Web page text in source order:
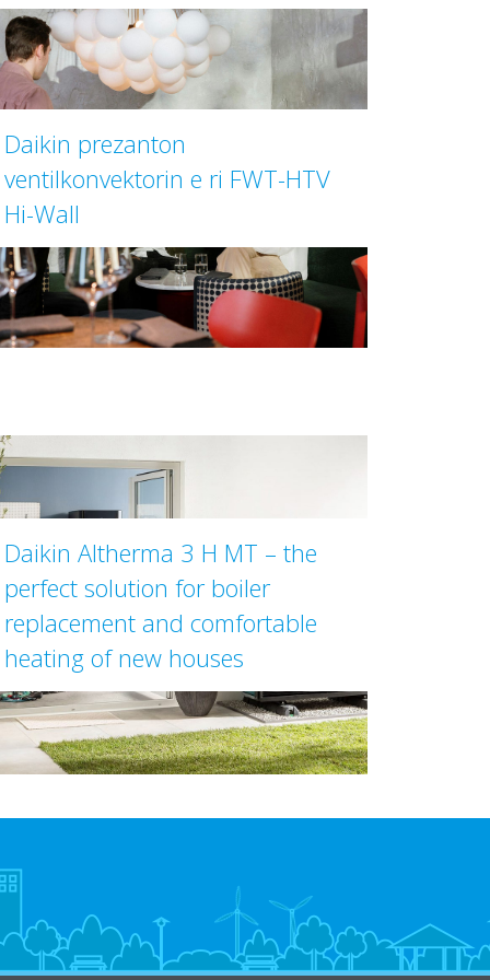
Daikin prezanton
ventilkonvektorin e ri FWT-HTV
Hi-Wall
Daikin Altherma 3 H MT – the
perfect solution for boiler
replacement and comfortable
heating of new houses